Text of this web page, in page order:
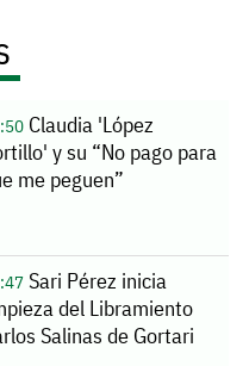
Claudia 'López
y su “No pago para
me peguen”
Sari Pérez inicia
del Libramiento
Salinas de Gortari